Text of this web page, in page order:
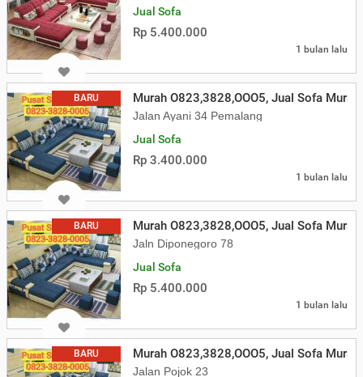
Jual Sofa
Rp 5.400.000
1 bulan lalu
BARU Murah O823,3828,OOO5, Jual Sofa
Jalan Ayani 34 Pemalang
Jual Sofa
Rp 3.400.000
1 bulan lalu
BARU Murah O823,3828,OOO5, Jual Sofa
Jaln Diponegoro 78
Jual Sofa
Rp 5.400.000
1 bulan lalu
BARU Murah O823,3828,OOO5, Jual Sofa
Jalan Pojok 23